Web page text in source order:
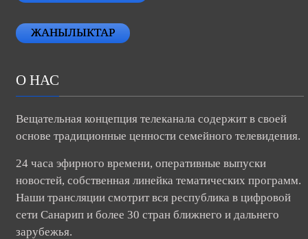
ЖАНЫЛЫКТАР
О НАС
Вещательная концепция телеканала содержит в своей
основе традиционные ценности семейного телевидения.
24 часа эфирного времени, оперативные выпуски
новостей, собственная линейка тематических программ.
Наши трансляции смотрит вся республика в цифровой
сети Санарип и более 30 стран ближнего и дальнего
зарубежья.